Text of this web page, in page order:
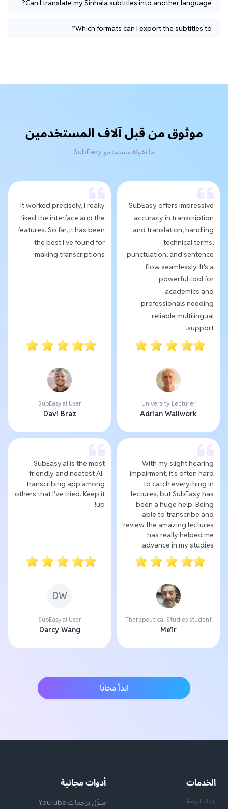
Can I translate my Sinhala subtitles into another language?
Which formats can I export the subtitles to?
موثوق من قبل آلاف المستخدمين
ما يقوله مستخدمو SubEasy
SubEasy offers impressive
accuracy in transcription
and translation, handling
technical terms,
punctuation, and sentence
flow seamlessly. It's a
powerful tool for
academics and
professionals needing
reliable multilingual
support.
University Lecturer
Adrian Wallwork
It worked precisely, I really
liked the interface and the
features. So far, it has been
the best I've found for
making transcriptions.
SubEasy.ai User
Davi Braz
With my slight hearing
impairment, it's often hard
to catch everything in
lectures, but SubEasy has
been a huge help. Being
able to transcribe and
review the amazing lectures
has really helped me
advance in my studies.
Therapeutical Studies student
Me'ir
SubEasy.al is the most
friendly and neatest AI-
transcribing app among
others that I've tried. Keep it
up!
DW
SubEasy.ai User
Darcy Wang
ابدأ مجانًا
الخدمات
إنشاء الترجمة
أدوات مجانية
منزّل ترجمات YouTube